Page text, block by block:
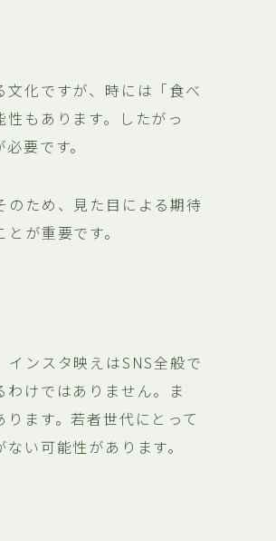
化ですが、時には「食べ
もあります。したがっ
要です。
のため、見た目による期待
が重要です。
ンスタ映えはSNS全般で
けではありません。ま
ます。若者世代にとって
い可能性があります。